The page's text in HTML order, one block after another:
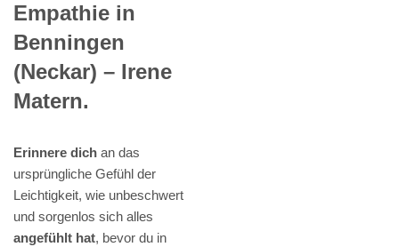
Empathie in
Benningen
(Neckar) – Irene
Matern.
Erinnere dich an das
ursprüngliche Gefühl der
Leichtigkeit, wie unbeschwert
und sorgenlos sich alles
angefühlt hat, bevor du in